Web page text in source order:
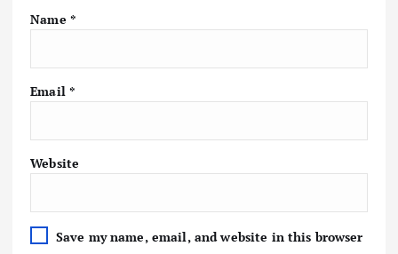
Name *
Email *
Website
Save my name, email, and website in this browser